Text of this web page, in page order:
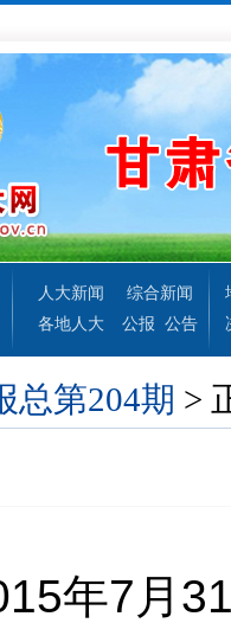
人大新闻
综合新闻
各地人大
公报 公告
总第204期 >
7月31